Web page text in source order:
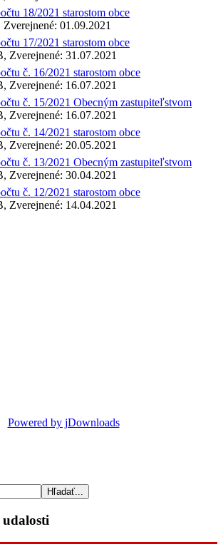
18/2021 starostom obce
01.09.2021
17/2021 starostom obce
Zverejnené: 31.07.2021
č. 16/2021 starostom obce
Zverejnené: 16.07.2021
č. 15/2021 Obecným zastupiteľstvom
Zverejnené: 16.07.2021
č. 14/2021 starostom obce
Zverejnené: 20.05.2021
č. 13/2021 Obecným zastupiteľstvom
Zverejnené: 30.04.2021
č. 12/2021 starostom obce
Zverejnené: 14.04.2021
Powered by jDownloads
Hľadať...